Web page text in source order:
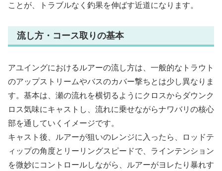
ことが、トラブルなく釣果を伸ばす近道になります。
流し方・コース取りの基本
アユイングにおけるルアーの流し方は、一般的なトラウト
のアップストリームやバスのカバー撃ちとは少し異なりま
す。基本は、瀬の流れを横切るようにクロスからダウンク
ロス気味にキャストし、流れに乗せながらナワバリの核心
部を通していくイメージです。
キャスト後、ルアーが狙いのレンジに入ったら、ロッドテ
ィップの角度とリーリングスピードで、ラインテンション
を微妙にコントロールしながら、ルアーがヨレたり暴れす